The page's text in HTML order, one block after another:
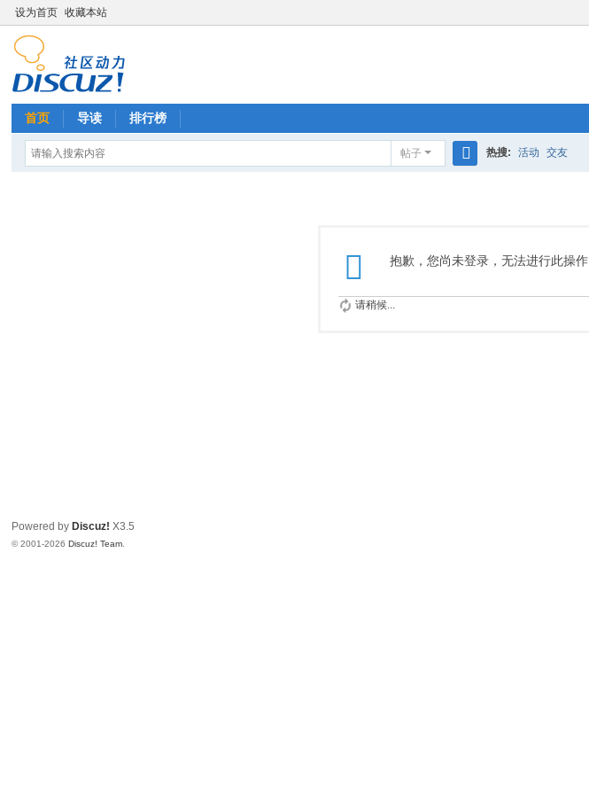
设为首页 收藏本站
首页 导读 排行榜
帖子 热搜: 活动 交友
抱歉，您尚未登录，无法进行此操作
请稍候...
Powered by Discuz! X3.5
© 2001-2026Discuz! Team